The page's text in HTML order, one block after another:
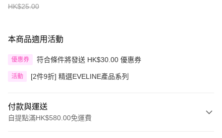
HK$25.00
本商品適用活動
優惠券 符合條件將發送 HK$30.00 優惠券
活動 [2件9折] 精選EVELINE產品系列
付款與運送
自提點滿HK$580.00免運費